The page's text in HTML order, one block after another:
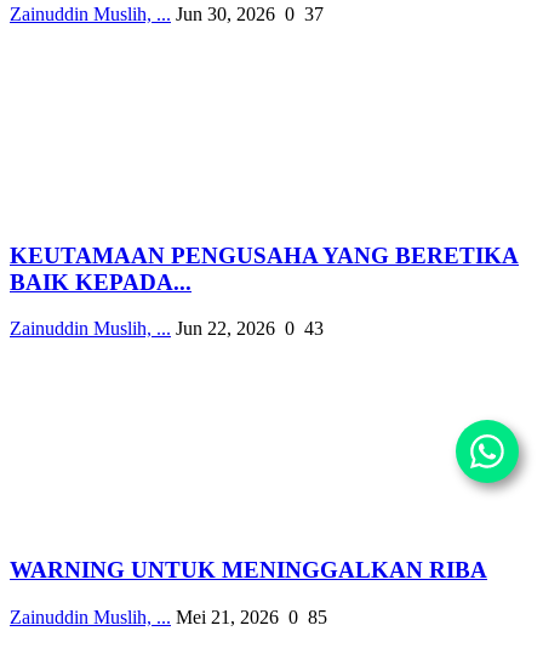
Zainuddin Muslih, ... Jun 30, 2026 0 37
KEUTAMAAN PENGUSAHA YANG BERETIKA
BAIK KEPADA...
Zainuddin Muslih, ... Jun 22, 2026 0 43
WARNING UNTUK MENINGGALKAN RIBA
Zainuddin Muslih, ... Mei 21, 2026 0 85